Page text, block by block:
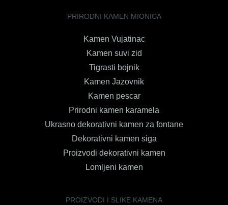
PRIRODNI KAMEN MIONICA
Kamen Vujatinac
Kamen suvi zid
Tigrasti bojnik
Kamen Jazovnik
Kamen pescar
Prirodni kamen karamela
Ukrasno dekorativni kamen za fontane
Dekorativni kamen siga
Proizvodi dekorativni kamen
Lomljeni kamen
PROIZVODI I SLIKE KAMENA